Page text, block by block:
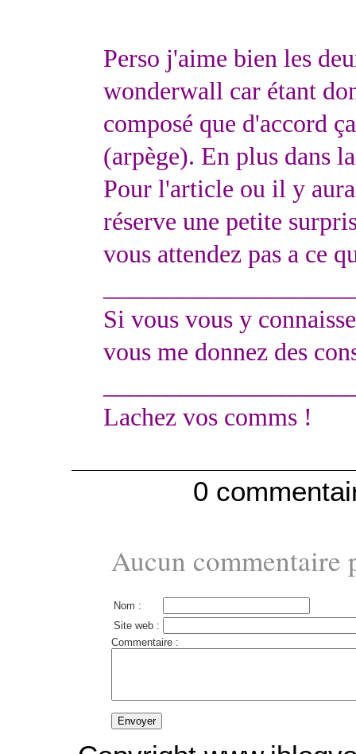
Perso j'aime bien les
wonderwall car étant
composé que d'accord
(arpège). En plus dans
Pour l'article ou il y
réserve une petite
vous attendez pas a ce
Si vous vous y
vous me donnez des
Lachez vos comms !
0
Aucun commentaire
Nom :
Site web :
Commentaire :